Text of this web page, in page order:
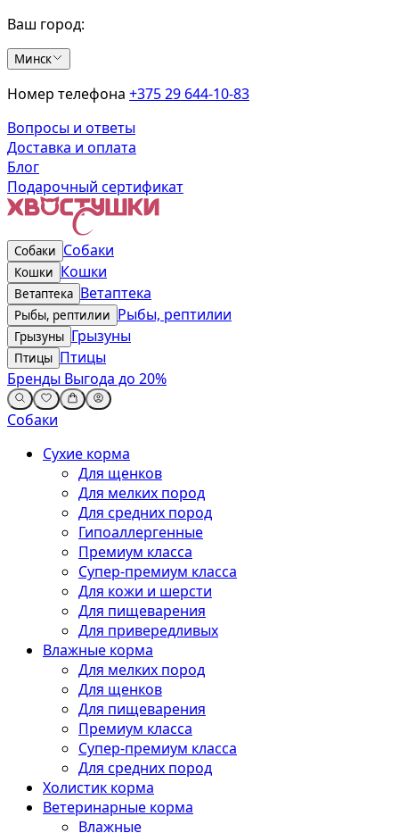
Ваш город:
Минск
Номер телефона +375 29 644-10-83
Вопросы и ответы
Доставка и оплата
Блог
Подарочный сертификат
Собаки Собаки
Кошки Кошки
Ветаптека Ветаптека
Рыбы, рептилии Рыбы, рептилии
Грызуны Грызуны
Птицы Птицы
Бренды Выгода до 20%
Собаки
Сухие корма
Для щенков
Для мелких пород
Для средних пород
Гипоаллергенные
Премиум класса
Супер-премиум класса
Для кожи и шерсти
Для пищеварения
Для привередливых
Влажные корма
Для мелких пород
Для щенков
Для пищеварения
Премиум класса
Супер-премиум класса
Для средних пород
Холистик корма
Ветеринарные корма
Влажные